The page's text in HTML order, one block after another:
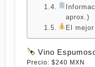
aprox.)
El
Vino
Precio: $240 MXN